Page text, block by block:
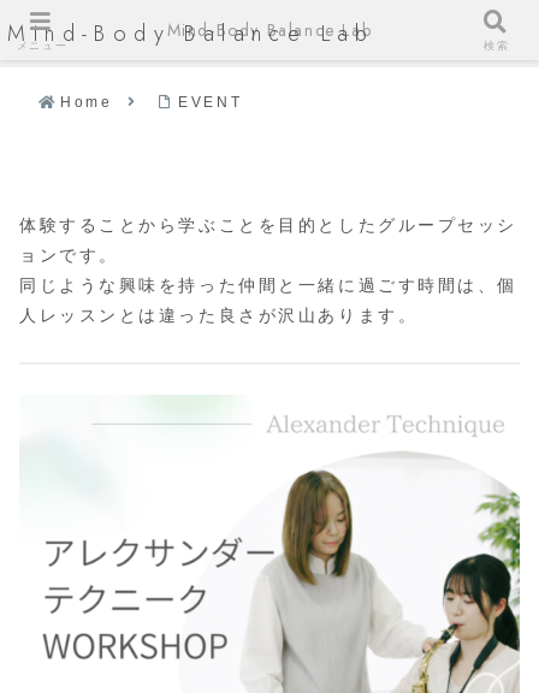
Mind-Body Balance Lab
Home EVENT
体験することから学ぶことを目的としたグループセッシ
ョンです。
同じような興味を持った仲間と一緒に過ごす時間は、個
人レッスンとは違った良さが沢山あります。
メニュー
Mind-Body Balance Lab
検索